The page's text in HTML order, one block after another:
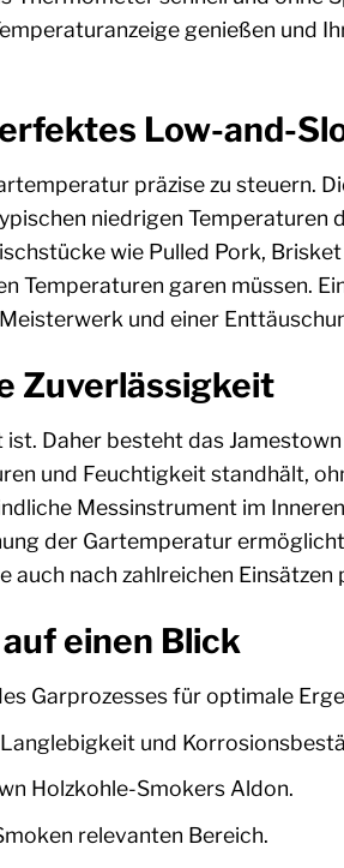
genießen und
Low-and-
präzise zu steuern.
niedrigen Temperaturen
wie Pulled Pork,
Temperaturen garen müssen.
und einer
Zuverlässigkeit
Daher besteht das
und Feuchtigkeit standhält,
Messinstrument im
der Gartemperatur
nach zahlreichen Einsätzen
einen Blick
Garprozesses für optimale
und
Holzkohle-Smokers Aldon.
relevanten Bereich.